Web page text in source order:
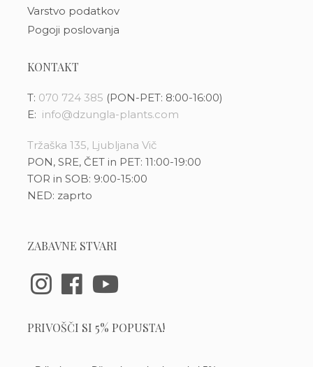
Varstvo podatkov
Pogoji poslovanja
KONTAKT
T: 070 724 385 (PON-PET: 8:00-16:00)
E: info@dzungla-plants.com
Tržaška 135, Ljubljana Vič
PON, SRE, ČET in PET: 11:00-19:00
TOR in SOB: 9:00-15:00
NED: zaprto
ZABAVNE STVARI
PRIVOŠČI SI 5% POPUSTA!